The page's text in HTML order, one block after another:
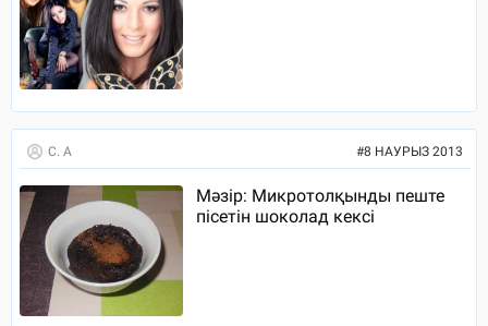
С. А #8 НАУРЫЗ 2013
Мәзір: Микротолқынды пеште
пісетін шоколад кексі